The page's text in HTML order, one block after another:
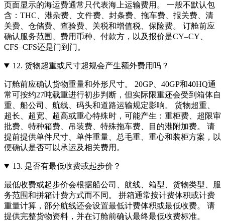
页面显示的海运费通常只代表海上运输费用。 一般不默认包
含：THC、港杂费、文件费、封条费、拖车费、报关费、清
关费、仓储费、查验费、关税和增值税、保险费。 订舱前应
确认服务范围、费用币种、付款方，以及报价是CY–CY、
CFS–CFS还是门到门。
12. 货物超重或尺寸超规会产生额外费用吗？
订舱前应确认货物重量和外形尺寸。 20GP、40GP和40HQ通
常可按约27吨载重进行初步判断，但实际限重还会受到箱体自
重、船公司、航线、码头和道路运输规定影响。 货物超重、
超长、超宽、超高或重心特殊时，可能产生：重柜费、超限审
批费、特种箱费、吊装费、特殊拖车费、目的港附加费。 请
提前提供单件尺寸、单件重量、总毛重、重心和装柜方案，以
便确认是否可以承运及相关费用。
13. 是否有最低收费或起步价？
最低收费或起步价会根据船公司、航线、箱型、货物类型、服
务范围和拼箱计费方式而不同。 拼箱通常按计费体积或计费
重量计算，部分航线还会设置最低计费体积或最低收费。 请
提供完整货物资料，并在订舱前确认最终最低收费标准。